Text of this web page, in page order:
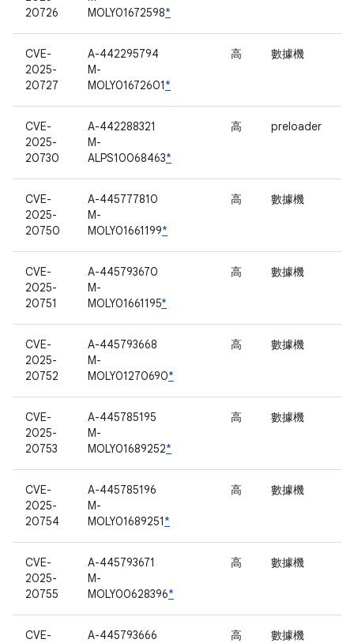
20726
MOLY01672598*
CVE-
2025-
20727
A-442295794
M-
MOLY01672601*
高 數據機
CVE-
2025-
20730
A-442288321
M-
ALPS10068463*
高 preloader
CVE-
2025-
20750
A-445777810
M-
MOLY01661199*
高 數據機
CVE-
2025-
20751
A-445793670
M-
MOLY01661195*
高 數據機
CVE-
2025-
20752
A-445793668
M-
MOLY01270690*
高 數據機
CVE-
2025-
20753
A-445785195
M-
MOLY01689252*
高 數據機
CVE-
2025-
20754
A-445785196
M-
MOLY01689251*
高 數據機
CVE-
2025-
20755
A-445793671
M-
MOLY00628396*
高 數據機
CVE-
A-445793666
高 數據機